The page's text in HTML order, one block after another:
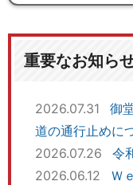
重要なお知ら
2026.07.31
御
道の通行止めに
2026.07.26
令
2026.06.12
Ｗ